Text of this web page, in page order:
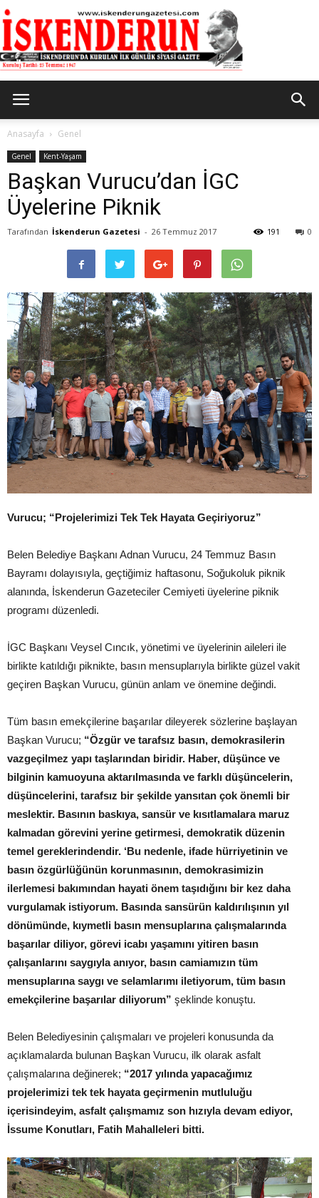
Gazetesi
Anasayfa Genel
Genel Kent-Yaşam
Başkan Vurucu’dan İGC
Üyelerine Piknik
Tarafından İskenderun Gazetesi - 26 Temmuz 2017 0
191
Vurucu; “Projelerimizi Tek Tek Hayata Geçiriyoruz”
Belen Belediye Başkanı Adnan Vurucu, 24 Temmuz Basın
Bayramı dolayısıyla, geçtiğimiz haftasonu, Soğukoluk piknik
alanında, İskenderun Gazeteciler Cemiyeti üyelerine piknik
programı düzenledi.
İGC Başkanı Veysel Cıncık, yönetimi ve üyelerinin aileleri ile
birlikte katıldığı piknikte, basın mensuplarıyla birlikte güzel vakit
geçiren Başkan Vurucu, günün anlam ve önemine değindi.
Tüm basın emekçilerine başarılar dileyerek sözlerine başlayan
Başkan Vurucu; “Özgür ve tarafsız basın, demokrasilerin
vazgeçilmez yapı taşlarından biridir. Haber, düşünce ve
bilginin kamuoyuna aktarılmasında ve farklı düşüncelerin,
düşüncelerini, tarafsız bir şekilde yansıtan çok önemli bir
meslektir. Basının baskıya, sansür ve kısıtlamalara maruz
kalmadan görevini yerine getirmesi, demokratik düzenin
temel gereklerindendir. ‘Bu nedenle, ifade hürriyetinin ve
basın özgürlüğünün korunmasının, demokrasimizin
ilerlemesi bakımından hayati önem taşıdığını bir kez daha
vurgulamak istiyorum. Basında sansürün kaldırılışının yıl
dönümünde, kıymetli basın mensuplarına çalışmalarında
başarılar diliyor, görevi icabı yaşamını yitiren basın
çalışanlarını saygıyla anıyor, basın camiamızın tüm
mensuplarına saygı ve selamlarımı iletiyorum, tüm basın
emekçilerine başarılar diliyorum” şeklinde konuştu.
Belen Belediyesinin çalışmaları ve projeleri konusunda da
açıklamalarda bulunan Başkan Vurucu, ilk olarak asfalt
çalışmalarına değinerek; “2017 yılında yapacağımız
projelerimizi tek tek hayata geçirmenin mutluluğu
içerisindeyim, asfalt çalışmamız son hızıyla devam ediyor,
İssume Konutları, Fatih Mahalleleri bitti.